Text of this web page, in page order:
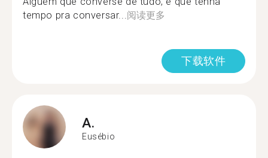
tempo pra conversar...阅读更多
下载软件
A.
Eusébio